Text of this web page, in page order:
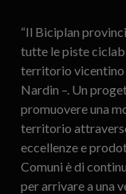
“Il Biciplan
tutte le piste
territorio vicentino
Nardin –. Un
promuovere una
territorio
eccellenze e
Comuni è di
per arrivare a una